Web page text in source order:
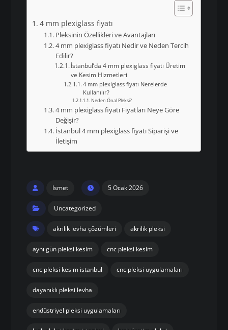
İstanbul 4 mm plexiglass
fiyatı Siparişi ve İletişim
İstanbul’da güvenilir 4 mm plexiglass fiyatı
üretimi için pleksi.web.tr üzerinden bizimle
iletişime geçebilirsiniz.
Önal Pleksi, kısa vadeli satış değil,
vadeli çözüm ortağıolmayı hedefler.
İÇINDEKILER
4 mm plexiglass fiyatı
İstanbul’da 4 mm plexiglass fiyatı Üretim
4 mm plexiglass fiyatı Nerelerde
Neden Önal Pleksi?
4 mm plexiglass fiyatı Fiyatları Neye Göre
Değişir?
İstanbul 4 mm plexiglass fiyatı Siparişi ve
İletişim
Ismet 5 Ocak 2026